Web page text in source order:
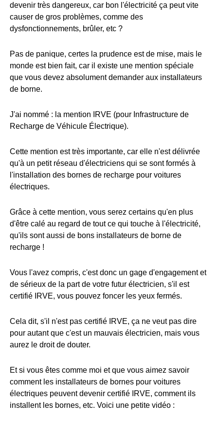
devenir très dangereux, car bon l'électricité ça peut vite
causer de gros problèmes, comme des
dysfonctionnements, brûler, etc ?
Pas de panique, certes la prudence est de mise, mais le
monde est bien fait, car il existe une mention spéciale
que vous devez absolument demander aux installateurs
de borne.
J'ai nommé : la mention IRVE (pour Infrastructure de
Recharge de Véhicule Électrique).
Cette mention est très importante, car elle n'est délivrée
qu'à un petit réseau d'électriciens qui se sont formés à
l'installation des bornes de recharge pour voitures
électriques.
Grâce à cette mention, vous serez certains qu'en plus
d'être calé au regard de tout ce qui touche à l'électricité,
qu'ils sont aussi de bons installateurs de borne de
recharge !
Vous l'avez compris, c'est donc un gage d'engagement et
de sérieux de la part de votre futur électricien, s'il est
certifié IRVE, vous pouvez foncer les yeux fermés.
Cela dit, s'il n'est pas certifié IRVE, ça ne veut pas dire
pour autant que c'est un mauvais électricien, mais vous
aurez le droit de douter.
Et si vous êtes comme moi et que vous aimez savoir
comment les installateurs de bornes pour voitures
électriques peuvent devenir certifié IRVE, comment ils
installent les bornes, etc. Voici une petite vidéo :